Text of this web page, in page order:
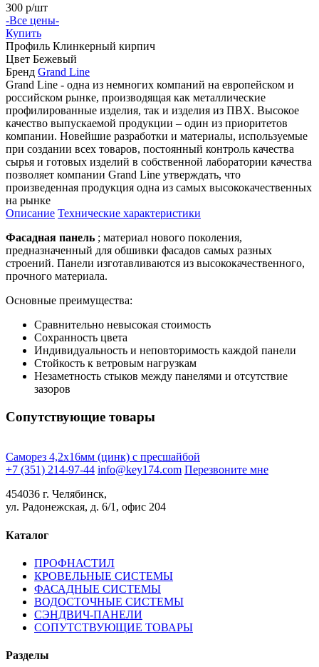
300 р/шт
-Все цены-
Купить
Профиль Клинкерный кирпич
Цвет Бежевый
Бренд Grand Line
Grand Line - одна из немногих компаний на европейском и
российском рынке, производящая как металлические
профилированные изделия, так и изделия из ПВХ. Высокое
качество выпускаемой продукции – один из приоритетов
компании. Новейшие разработки и материалы, используемые
при создании всех товаров, постоянный контроль качества
сырья и готовых изделий в собственной лаборатории качества
позволяет компании Grand Line утверждать, что
произведенная продукция одна из самых высококачественных
на рынке
Описание Технические характеристики
Фасадная панель ; материал нового поколения,
предназначенный для обшивки фасадов самых разных
строений. Панели изготавливаются из высококачественного,
прочного материала.
Основные преимущества:
Сравнительно невысокая стоимость
Сохранность цвета
Индивидуальность и неповторимость каждой панели
Стойкость к ветровым нагрузкам
Незаметность стыков между панелями и отсутствие
зазоров
Сопутствующие товары
Саморез 4,2х16мм (цинк) с пресшайбой
+7 (351) 214-97-44 info@key174.com Перезвоните мне
454036 г. Челябинск,
ул. Радонежская, д. 6/1, офис 204
Каталог
ПРОФНАСТИЛ
КРОВЕЛЬНЫЕ СИСТЕМЫ
ФАСАДНЫЕ СИСТЕМЫ
ВОДОСТОЧНЫЕ СИСТЕМЫ
СЭНДВИЧ-ПАНЕЛИ
СОПУТСТВУЮЩИЕ ТОВАРЫ
Разделы